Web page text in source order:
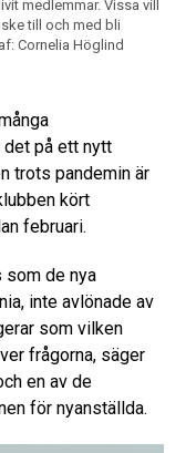
medlemmar. Vissa vill
till och med bli
Cornelia Höglind
det på ett nytt
trots pandemin är
kört
februari.
som de nya
inte avlönade av
som vilken
frågorna, säger
en av de
för nyanställda.